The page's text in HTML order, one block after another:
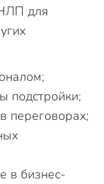
для
подстройки;
переговорах;
в бизнес-